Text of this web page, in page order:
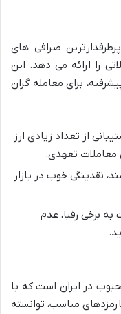
صرافی های
را ارائه می دهد. این
برای معامله گران
از تعداد زیادی ارز
معاملات تعهدی.
نقدینگی خوب در بازار
به برخی رقبا، عدم
در ایران است که با
مناسب، توانسته